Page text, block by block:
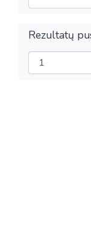
Rezultatų